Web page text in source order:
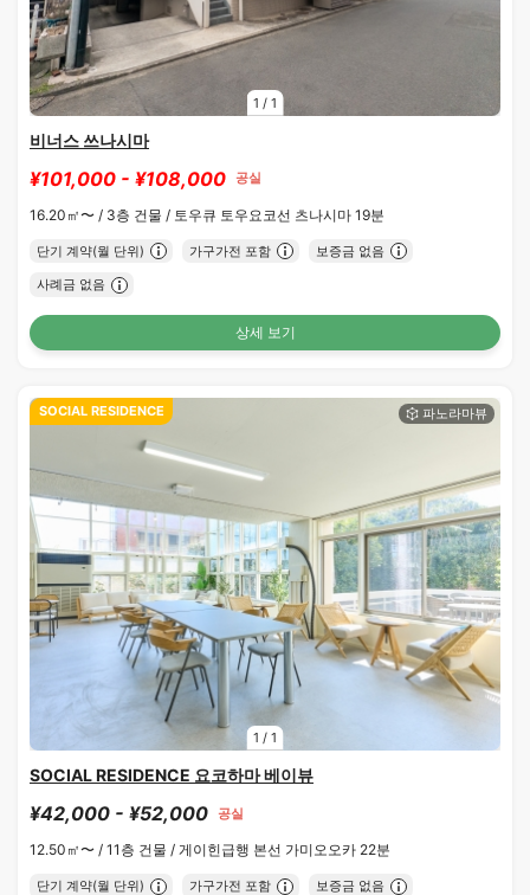
1 / 1
비너스 쓰나시마
¥101,000 - ¥108,000 공실
16.20㎡〜 / 3층 건물 / 토우큐 토우요코선 츠나시마 19분
단기 계약(월 단위) 가구가전 포함 보증금 없음
사례금 없음
상세 보기
1 / 1
SOCIAL RESIDENCE
SOCIAL RESIDENCE 요코하마 베이뷰
¥42,000 - ¥52,000 공실
12.50㎡〜 / 11층 건물 / 게이힌급행 본선 가미오오카 22분
단기 계약(월 단위) 가구가전 포함 보증금 없음